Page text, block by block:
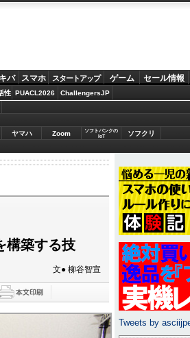
バ スマホ スタートアップ ゲーム セール情報
性 PUACL2026 ChallengersJP
ヤマハ Zoom
ソフトバンクの
IoT
ソフクリ
構築する技
文● 柳谷智宣
Tweets by